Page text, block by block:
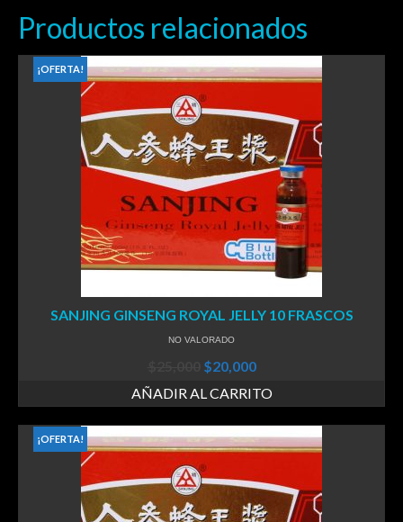
Productos relacionados
¡OFERTA!
SANJING GINSENG ROYAL JELLY 10 FRASCOS
NO VALORADO
$20,000
AÑADIR AL CARRITO
¡OFERTA!